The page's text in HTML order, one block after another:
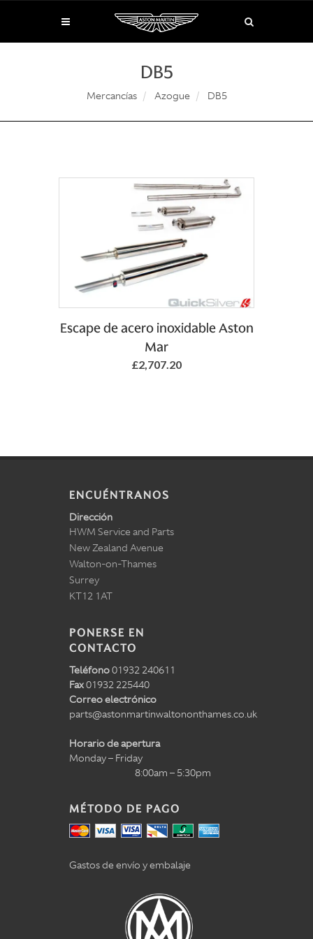
DB5
Mercancías Azogue DB5
Escape de acero inoxidable Aston
Mar
£2,707.20
ENCUÉNTRANOS
Dirección
HWM Service and Parts
New Zealand Avenue
Walton-on-Thames
Surrey
KT12 1AT
PONERSE EN
CONTACTO
Teléfono01932 240611
Fax01932 225440
Correo electrónico
parts@astonmartinwaltononthames.co.uk
Horario de apertura
Monday – Friday
8:00am – 5:30pm
MÉTODO DE PAGO
Gastos de envío y embalaje